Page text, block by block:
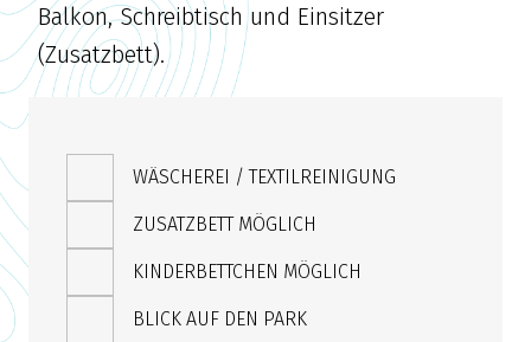
Balkon, Schreibtisch und Einsitzer
(Zusatzbett).
WÄSCHEREI / TEXTILREINIGUNG
ZUSATZBETT MÖGLICH
KINDERBETTCHEN MÖGLICH
BLICK AUF DEN PARK